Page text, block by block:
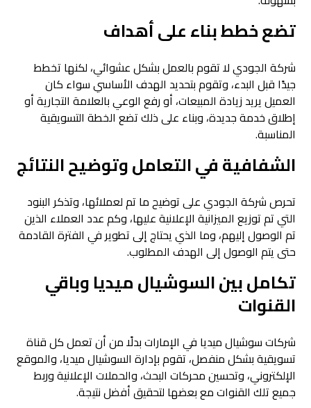
تضع خطط بناء على أهداف
شركة الجودي لا تقوم بالعمل بشكل عشوائي، لكنها تخطط
جيدًا قبل البدء، وتقوم بتحديد الهدف الأساسي سواء كان
العميل يريد زيادة المبيعات، أو رفع الوعي بالعلامة التجارية أو
إطلاق خدمة جديدة، وبناء على ذلك تضع الخطة التسويقية
المناسبة.
الشفافية في التعامل وتوضيح النتائج
تحرص شركة الجودي على توضيح ما تم لعملائها، وتذكر البنود
التي تم توزيع الميزانية الإعلانية عليها، وكم عدد العملاء الذين
تم الوصول إليهم، وما الذي يحتاج إلى تطوير في الفترة القادمة
حتى يتم الوصول إلى الهدف المطلوب.
تكامل بين السوشيال ميديا وباقي
القنوات
شركات سوشيال ميديا في الإمارات بدلًا من أن تعمل كل قناة
تسويقية بشكل منفصل، تقوم بإدارة السوشيال ميديا، والموقع
الإلكتروني، وتحسين محركات البحث، والحملات الإعلانية وربط
جميع تلك القنوات مع بعضها لتحقيق أفضل نتيجة.